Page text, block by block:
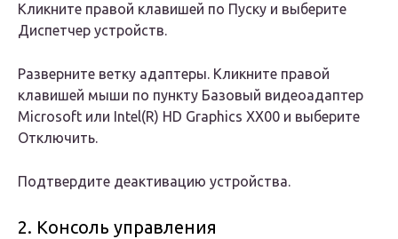
Кликните правой клавишей по Пуску и выберите
Диспетчер устройств.
Разверните ветку адаптеры. Кликните правой
клавишей мыши по пункту Базовый видеоадаптер
Microsoft или Intel(R) HD Graphics XX00 и выберите
Отключить.
Подтвердите деактивацию устройства.
2. Консоль управления